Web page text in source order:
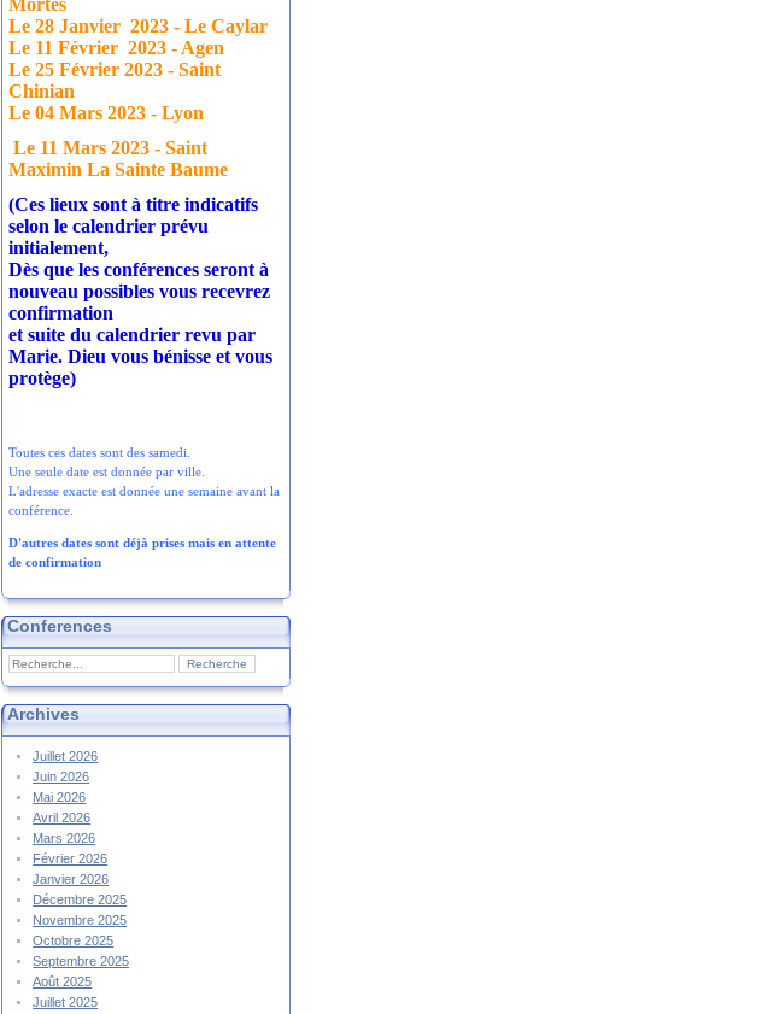
Mortes
Le 28 Janvier 2023 - Le Caylar
Le 11 Février 2023 - Agen
Le 25 Février 2023 - Saint
Chinian
Le 04 Mars 2023 - Lyon
Le 11 Mars 2023 - Saint
Maximin La Sainte Baume
(Ces lieux sont à titre indicatifs
selon le calendrier prévu
initialement,
Dès que les conférences seront à
nouveau possibles vous recevrez
confirmation
et suite du calendrier revu par
Marie. Dieu vous bénisse et vous
protège)
Toutes ces dates sont des samedi.
Une seule date est donnée par ville.
L'adresse exacte est donnée une semaine avant la
conférence.
D'autres dates sont déjà prises mais en attente
de confirmation
Conferences
Archives
Juillet 2026
Juin 2026
Mai 2026
Avril 2026
Mars 2026
Février 2026
Janvier 2026
Décembre 2025
Novembre 2025
Octobre 2025
Septembre 2025
Août 2025
Juillet 2025